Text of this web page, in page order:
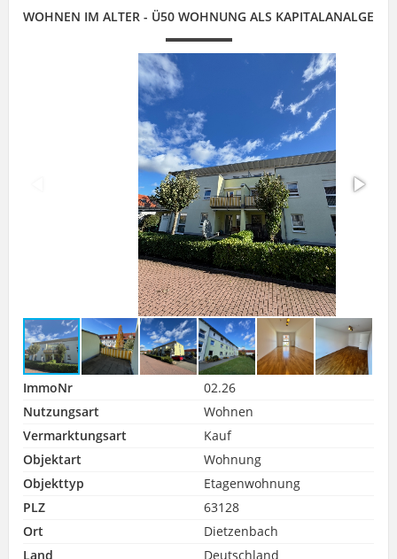
WOHNEN IM ALTER - Ü50 WOHNUNG ALS KAPITALANALGE
ImmoNr
02.26
Nutzungsart
Wohnen
Vermarktungsart
Kauf
Objektart
Wohnung
Objekttyp
Etagenwohnung
PLZ
63128
Ort
Dietzenbach
Land
Deutschland